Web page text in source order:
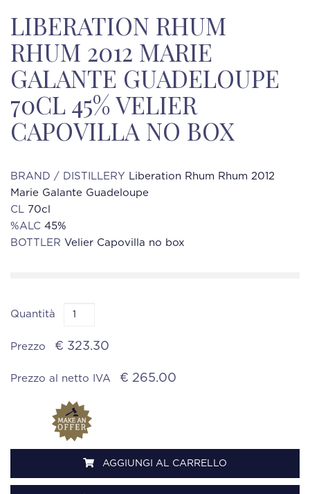
LIBERATION RHUM
RHUM 2012 MARIE
GALANTE GUADELOUPE
70CL 45% VELIER
CAPOVILLA NO BOX
BRAND / DISTILLERY Liberation Rhum Rhum 2012
Marie Galante Guadeloupe
CL 70cl
%ALC 45%
BOTTLER Velier Capovilla no box
Quantità
Prezzo € 323.30
Prezzo al netto IVA € 265.00
AGGIUNGI AL CARRELLO